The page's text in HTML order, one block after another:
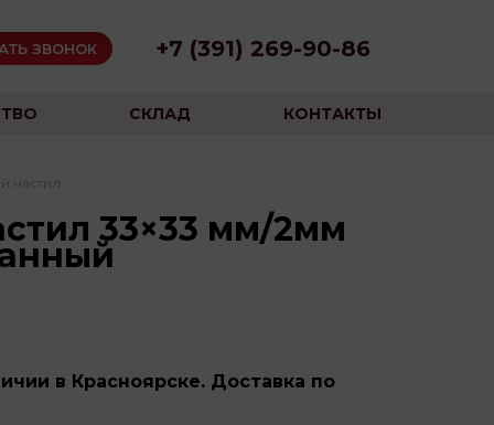
ЗВОНОК +7 (391) 269-90-86
СКЛАД КОНТАКТЫ
настил
33×33 мм/2мм
в Красноярске. Доставка по